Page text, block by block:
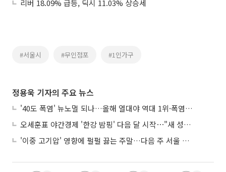
리버 18.09% 급등, 딕시 11.03% 상승세
#서울시 #무인점포 #1인가구
정용욱 기자의 주요 뉴스
'40도 폭염' 뉴노멀 되나…올해 열대야 역대 1위·폭염일수 평년 3배 넘어
오세훈표 야간경제 '한강 밤핑' 다음 달 시작⋯"새 성장동력 만들 것"
'이중 고기압' 영향에 펄펄 끓는 주말…다음 주 서울 포함 서쪽이 더 덥다